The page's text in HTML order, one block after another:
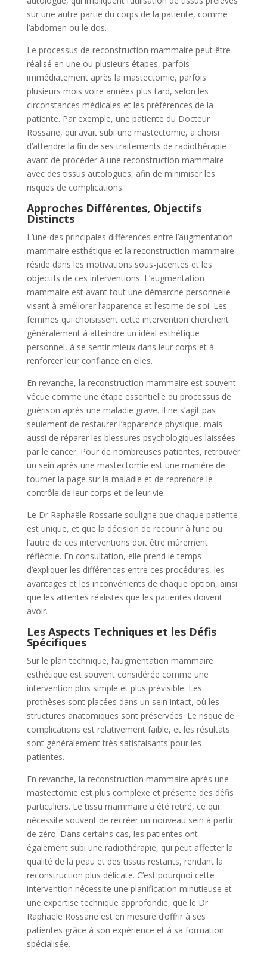
sur une autre partie du corps de la patiente, comme
l’abdomen ou le dos.
Le processus de reconstruction mammaire peut être
réalisé en une ou plusieurs étapes, parfois
immédiatement après la mastectomie, parfois
plusieurs mois voire années plus tard, selon les
circonstances médicales et les préférences de la
patiente. Par exemple, une patiente du Docteur
Rossarie, qui avait subi une mastectomie, a choisi
d’attendre la fin de ses traitements de radiothérapie
avant de procéder à une reconstruction mammaire
avec des tissus autologues, afin de minimiser les
risques de complications.
Approches Différentes, Objectifs
Distincts
L’une des principales différences entre l’augmentation
mammaire esthétique et la reconstruction mammaire
réside dans les motivations sous-jacentes et les
objectifs de ces interventions. L’augmentation
mammaire est avant tout une démarche personnelle
visant à améliorer l’apparence et l’estime de soi. Les
femmes qui choisissent cette intervention cherchent
généralement à atteindre un idéal esthétique
personnel, à se sentir mieux dans leur corps et à
renforcer leur confiance en elles.
En revanche, la reconstruction mammaire est souvent
vécue comme une étape essentielle du processus de
guérison après une maladie grave. Il ne s’agit pas
seulement de restaurer l’apparence physique, mais
aussi de réparer les blessures psychologiques laissées
par le cancer. Pour de nombreuses patientes, retrouver
un sein après une mastectomie est une manière de
tourner la page sur la maladie et de reprendre le
contrôle de leur corps et de leur vie.
Le Dr Raphaële Rossarie souligne que chaque patiente
est unique, et que la décision de recourir à l’une ou
l’autre de ces interventions doit être mûrement
réfléchie. En consultation, elle prend le temps
d’expliquer les différences entre ces procédures, les
avantages et les inconvénients de chaque option, ainsi
que les attentes réalistes que les patientes doivent
avoir.
Les Aspects Techniques et les Défis
Spécifiques
Sur le plan technique, l’augmentation mammaire
esthétique est souvent considérée comme une
intervention plus simple et plus prévisible. Les
prothèses sont placées dans un sein intact, où les
structures anatomiques sont préservées. Le risque de
complications est relativement faible, et les résultats
sont généralement très satisfaisants pour les
patientes.
En revanche, la reconstruction mammaire après une
mastectomie est plus complexe et présente des défis
particuliers. Le tissu mammaire a été retiré, ce qui
nécessite souvent de recréer un nouveau sein à partir
de zéro. Dans certains cas, les patientes ont
également subi une radiothérapie, qui peut affecter la
qualité de la peau et des tissus restants, rendant la
reconstruction plus délicate. C’est pourquoi cette
intervention nécessite une planification minutieuse et
une expertise technique approfondie, que le Dr
Raphaële Rossarie est en mesure d’offrir à ses
patientes grâce à son expérience et à sa formation
spécialisée.